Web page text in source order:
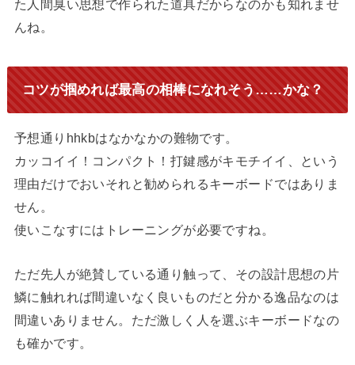
た人間臭い思想で作られた道具だからなのかも知れませ
んね。
コツが掴めれば最高の相棒になれそう……かな？
予想通りhhkbはなかなかの難物です。
カッコイイ！コンパクト！打鍵感がキモチイイ、という
理由だけでおいそれと勧められるキーボードではありま
せん。
使いこなすにはトレーニングが必要ですね。
ただ先人が絶賛している通り触って、その設計思想の片
鱗に触れれば間違いなく良いものだと分かる逸品なのは
間違いありません。ただ激しく人を選ぶキーボードなの
も確かです。